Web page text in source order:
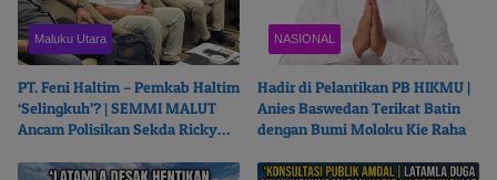
Maluku Utara
PT. Feni Haltim – Pemkab Haltim
‘Selingkuh’? | SEMMI MALUT
Ancam Polisikan Sekda Ricky
NASIONAL
Hadir di Pelantikan PB HIKMU |
Anies Baswedan Terikat Batin
dengan Bumi Moloku Kie Raha